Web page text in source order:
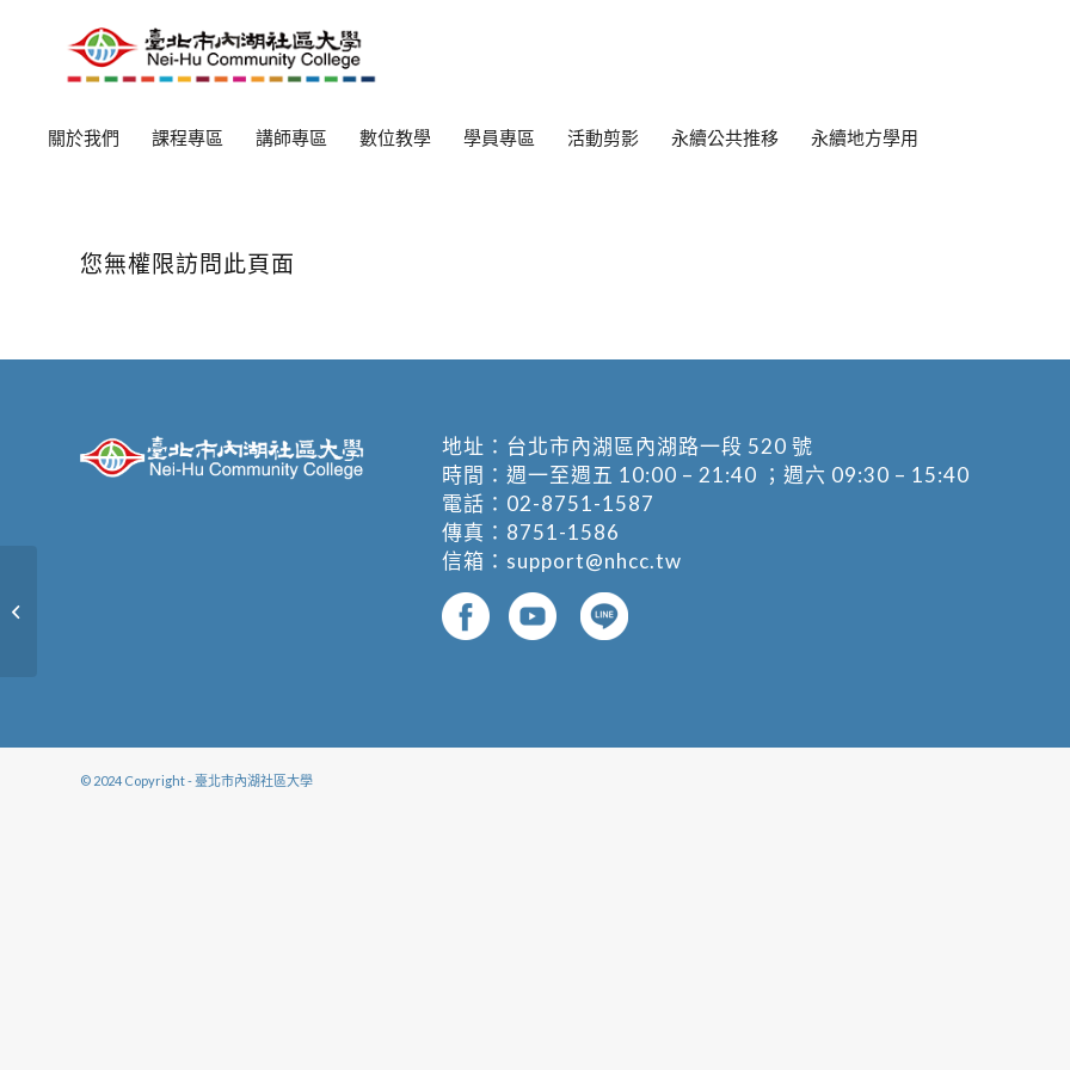
關於我們 課程專區 講師專區 數位教學 學員專區 活動剪影 永續公共推移 永續地方學用
您無權限訪問此頁面
地址： 台北市內湖區內湖路一段 520 號
時間：週一至週五 10:00 – 21:40 ；週六 09:30 – 15:40
電話： 02-8751-1587
傳真：8751-1586
信箱： support@nhcc.tw
© 2024 Copyright - 臺北市內湖社區大學